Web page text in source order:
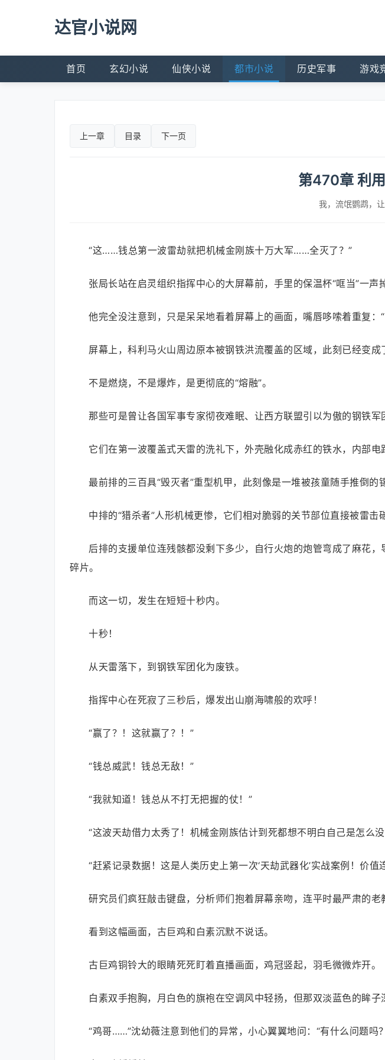
达官小说网
首页 玄幻小说 仙侠小说 都市小说 历史军事 游戏
上一章 目录 下一页
第470章 利
我，流氓鹦鹉，
“这……钱总第一波雷劫就把机械金刚族十万大军……全灭了？”
张局长站在启灵组织指挥中心的大屏幕前，手里的保温杯“哐当”一声
他完全没注意到，只是呆呆地看着屏幕上的画面，嘴唇哆嗦着重复
屏幕上，科利马火山周边原本被钢铁洪流覆盖的区域，此刻已经变成
不是燃烧，不是爆炸，是更彻底的“熔融”。
那些可是曾让各国军事专家彻夜难眠、让西方联盟引以为傲的钢铁军
它们在第一波覆盖式天雷的洗礼下，外壳融化成赤红的铁水，内部
最前排的三百具“毁灭者”重型机甲，此刻像是一堆被孩童随手推倒的
中排的“猎杀者”人形机械更惨，它们相对脆弱的关节部位直接被雷
后排的支援单位连残骸都没剩下多少，自行火炮的炮管弯成了麻花
碎片。
而这一切，发生在短短十秒内。
十秒！
从天雷落下，到钢铁军团化为废铁。
指挥中心在死寂了三秒后，爆发出山崩海啸般的欢呼！
“赢了？！这就赢了？！”
“钱总威武！钱总无敌！”
“我就知道！钱总从不打无把握的仗！”
“这波天劫借力太秀了！机械金刚族估计到死都想不明白自己是怎么
“赶紧记录数据！这是人类历史上第一次‘天劫武器化’实战案例！价值
研究员们疯狂敲击键盘，分析师们抱着屏幕亲吻，连平时最严肃的老
看到这幅画面，古巨鸡和白素沉默不说话。
古巨鸡铜铃大的眼睛死死盯着直播画面，鸡冠竖起，羽毛微微炸开。
白素双手抱胸，月白色的旗袍在空调风中轻扬，但那双淡蓝色的眸子
“鸡哥……”沈幼薇注意到他们的异常，小心翼翼地问：“有什么问题吗